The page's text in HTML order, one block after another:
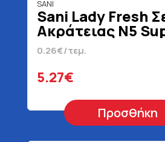
SANI
Sani Lady Fresh
Ακράτειας N5
Τεμάχια
0.26€/τεμ.
5.27€
Προσθήκη